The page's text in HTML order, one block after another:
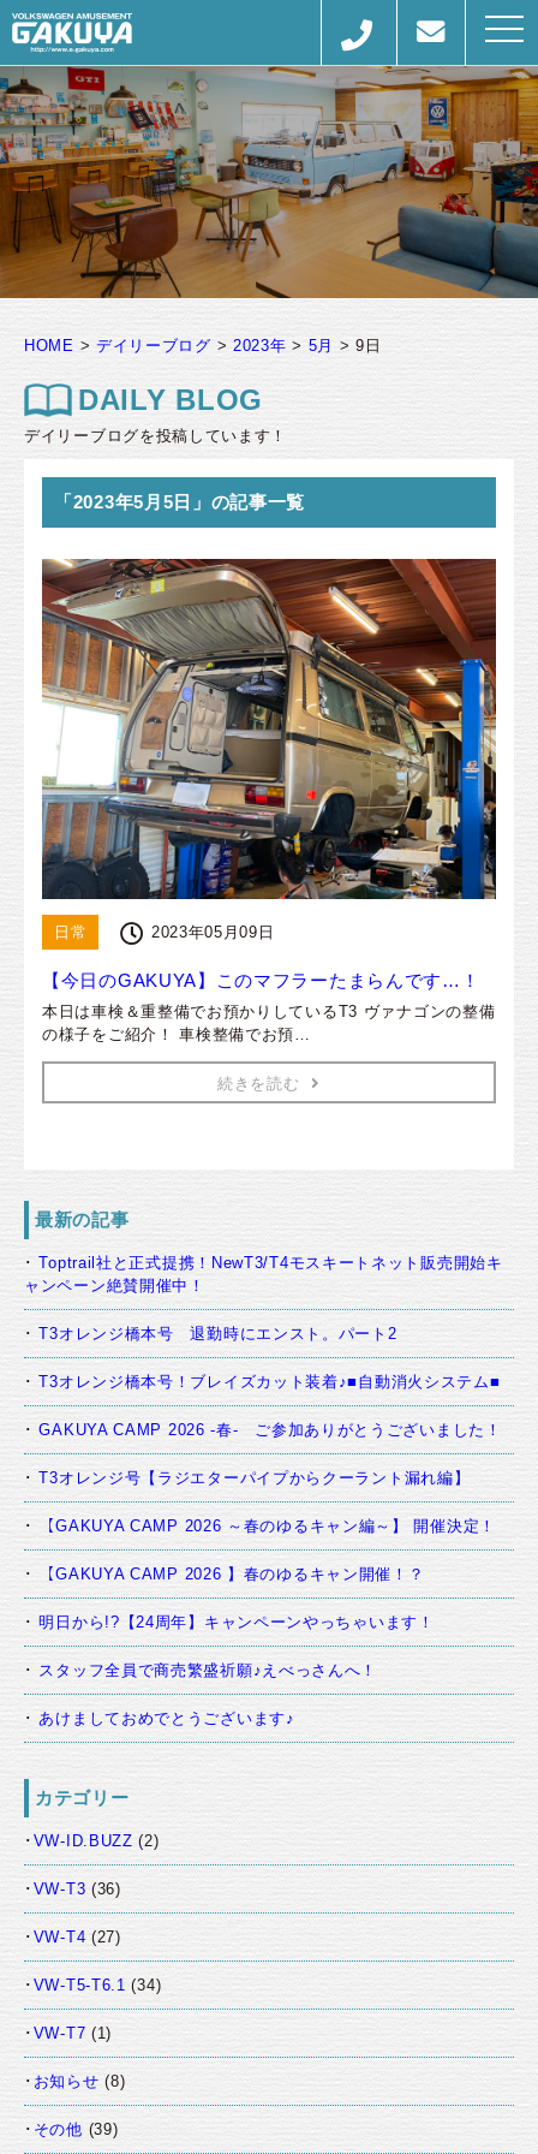
HOME > デイリーブログ > 2023年 > 5月 >9日
DAILY BLOG
デイリーブログを投稿しています！
「2023年5月5日」の記事一覧
日常 2023年05月09日
【今日のGAKUYA】このマフラーたまらんです…！
本日は車検＆重整備でお預かりしているT3 ヴァナゴンの整備
の様子をご紹介！ 車検整備でお預…
続きを読む
最新の記事
Toptrail社と正式提携！NewT3/T4モスキートネット販売開始キ
ャンペーン絶賛開催中！
T3オレンジ橋本号 退勤時にエンスト。パート2
T3オレンジ橋本号！ブレイズカット装着♪■自動消火システム■
GAKUYA CAMP 2026 -春- ご参加ありがとうございました！
T3オレンジ号【ラジエターパイプからクーラント漏れ編】
【GAKUYA CAMP 2026 ～春のゆるキャン編～】 開催決定！
【GAKUYA CAMP 2026 】春のゆるキャン開催！？
明日から!?【24周年】キャンペーンやっちゃいます！
スタッフ全員で商売繁盛祈願♪えべっさんへ！
あけましておめでとうございます♪
カテゴリー
VW-ID.BUZZ (2)
VW-T3 (36)
VW-T4 (27)
VW-T5-T6.1 (34)
VW-T7 (1)
お知らせ (8)
その他 (39)